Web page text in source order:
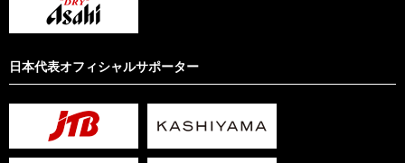
日本代表オフィシャルサポーター